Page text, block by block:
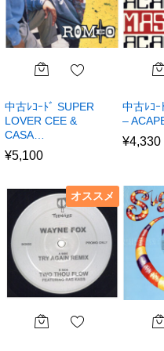
中古ﾚｺｰﾄﾞ SUPER
LOVER CEE &
CASA…
¥5,100
中古ﾚｺｰ
–
¥4,330
オススメ